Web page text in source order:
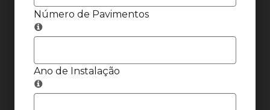
Número de Pavimentos
Ano de Instalação